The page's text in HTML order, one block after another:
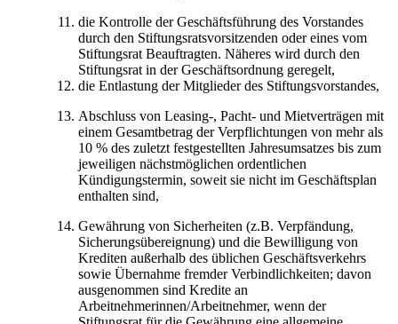
die Kontrolle der Geschäftsführung des Vorstandes
durch den Stiftungsratsvorsitzenden oder eines vom
Stiftungsrat Beauftragten. Näheres wird durch den
Stiftungsrat in der Geschäftsordnung geregelt,
die Entlastung der Mitglieder des Stiftungsvorstandes,
Abschluss von Leasing-, Pacht- und Mietverträgen mit
einem Gesamtbetrag der Verpflichtungen von mehr als
10 % des zuletzt festgestellten Jahresumsatzes bis zum
jeweiligen nächstmöglichen ordentlichen
Kündigungstermin, soweit sie nicht im Geschäftsplan
enthalten sind,
Gewährung von Sicherheiten (z.B. Verpfändung,
Sicherungsübereignung) und die Bewilligung von
Krediten außerhalb des üblichen Geschäftsverkehrs
sowie Übernahme fremder Verbindlichkeiten; davon
ausgenommen sind Kredite an
Arbeitnehmerinnen/Arbeitnehmer, wenn der